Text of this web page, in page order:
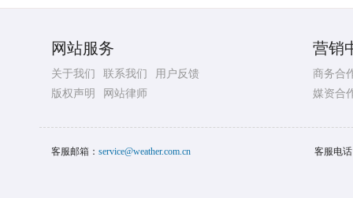
网站服务
关于我们 联系我们
用户反馈
版权声明
网站律师
营销
商务合
媒资合
客服邮箱： service@weather.com.cn 客服电